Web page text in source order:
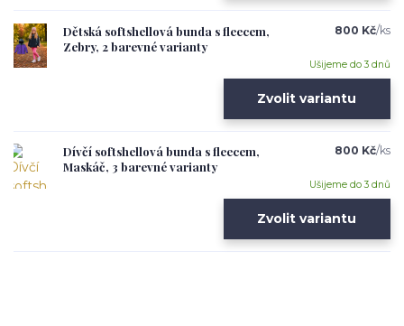
Dětská softshellová bunda s fleecem,
Zebry, 2 barevné varianty
800 Kč/ks
Ušijeme do 3 dnů
Zvolit variantu
Dívčí softshellová bunda s fleecem,
Maskáč, 3 barevné varianty
800 Kč/ks
Ušijeme do 3 dnů
Zvolit variantu